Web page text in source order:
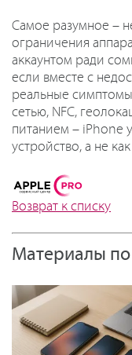
Самое разумное –
ограничения
аккаунтом ради
если вместе с
реальные
сетью, NFC,
питанием – iPhone
устройство, а не
Возврат к списку
Материалы по